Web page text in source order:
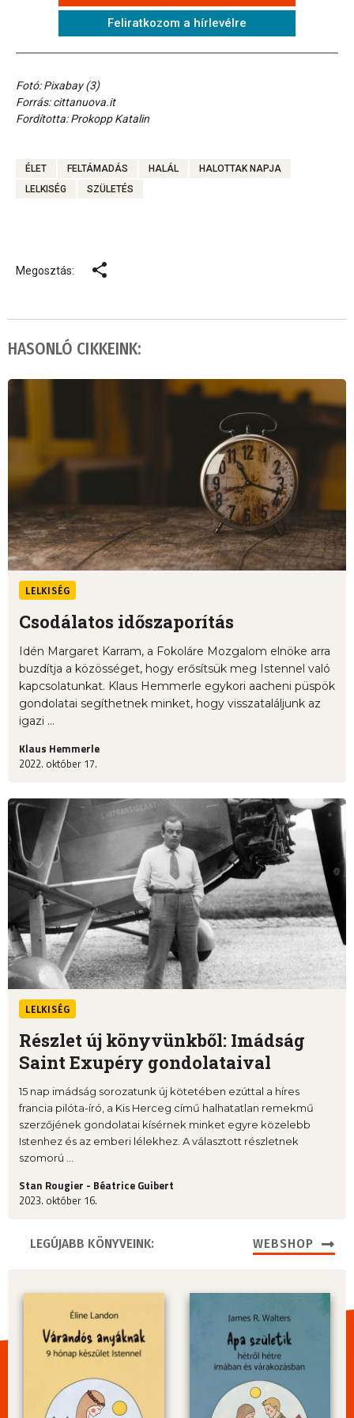
Feliratkozom a hírlevélre
Fotó: Pixabay (3)
Forrás: cittanuova.it
Fordította: Prokopp Katalin
ÉLET FELTÁMADÁS HALÁL
HALOTTAK NAPJA
LELKISÉG
SZÜLETÉS
Megosztás:
HASONLÓ CIKKEINK:
LELKISÉG
Csodálatos időszaporítás
Idén Margaret Karram, a Fokoláre Mozgalom elnöke arra
buzdítja a közösséget, hogy erősítsük meg Istennel való
kapcsolatunkat. Klaus Hemmerle egykori aacheni püspök
gondolatai segíthetnek minket, hogy visszataláljunk az
igazi ...
Klaus Hemmerle
2022. október 17.
LELKISÉG
Részlet új könyvünkből: Imádság
Saint Exupéry gondolataival
15 nap imádság sorozatunk új kötetében ezúttal a híres
francia pilóta-író, a Kis Herceg című halhatatlan remekmű
szerzőjének gondolatai kísérnek minket egyre közelebb
Istenhez és az emberi lélekhez. A választott részletnek
szomorú ...
Stan Rougier - Béatrice Guibert
2023. október 16.
LEGÚJABB KÖNYVEINK: WEBSHOP